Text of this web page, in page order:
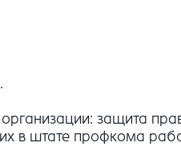
защита
в штате профкома